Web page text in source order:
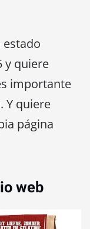
estado
y quiere
importante
Y quiere
página
web